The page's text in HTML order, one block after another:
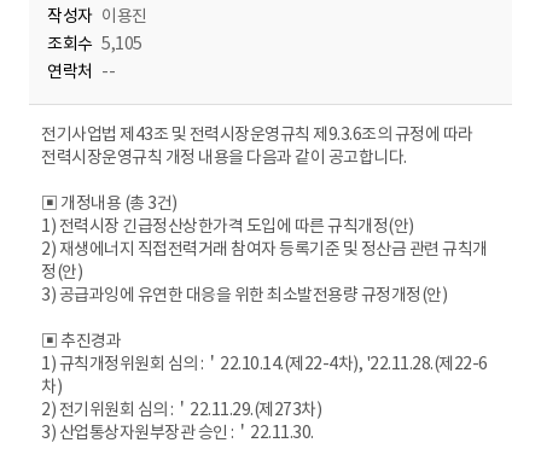
작성자 이용진
조회수 5,105
연락처 --
전기사업법 제43조 및 전력시장운영규칙 제9.3.6조의 규정에 따라
전력시장운영규칙 개정 내용을 다음과 같이 공고합니다.
▣ 개정내용 (총 3건)
1) 전력시장 긴급정산상한가격 도입에 따른 규칙개정(안)
2) 재생에너지 직접전력거래 참여자 등록기준 및 정산금 관련 규칙개
정(안)
3) 공급과잉에 유연한 대응을 위한 최소발전용량 규정개정(안)
▣ 추진경과
1) 규칙개정위원회 심의 :＇22.10.14.(제22-4차), '22.11.28.(제22-6
차)
2) 전기위원회 심의 :＇22.11.29.(제273차)
3) 산업통상자원부장관 승인 :＇22.11.30.